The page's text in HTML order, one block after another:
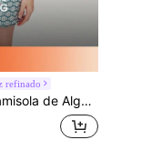
refinado
Leve para Mulher, Vestido Slip de Algodão, Vestido de Verão para Mulher